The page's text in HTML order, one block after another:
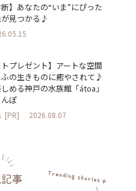
断】あなたの“いま”にぴった
が見つかる♪
トプレゼント】アートな空間
ふの生きものに癒やされて♪
める神戸の水族館「átoa」
ぽ
[PR] 2026.08.07
事